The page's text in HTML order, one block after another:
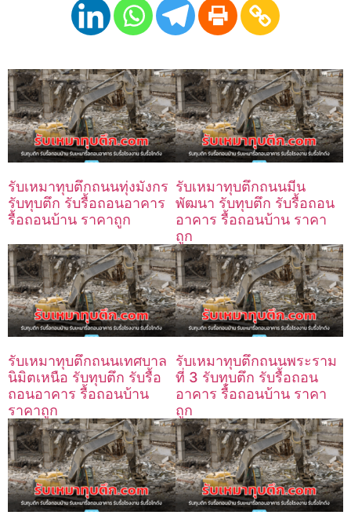
รับเหมาทุบตึกถนนทุ่งมังกร
รับทุบตึก รับรื้อถอนอาคาร
รื้อถอนบ้าน ราคาถูก
รับเหมาทุบตึกถนนมีน
พัฒนา รับทุบตึก รับรื้อถอน
อาคาร รื้อถอนบ้าน ราคา
ถูก
รับเหมาทุบตึกถนนเทศบาล
นิมิตเหนือ รับทุบตึก รับรื้อ
ถอนอาคาร รื้อถอนบ้าน
ราคาถูก
รับเหมาทุบตึกถนนพระราม
ที่ 3 รับทุบตึก รับรื้อถอน
อาคาร รื้อถอนบ้าน ราคา
ถูก